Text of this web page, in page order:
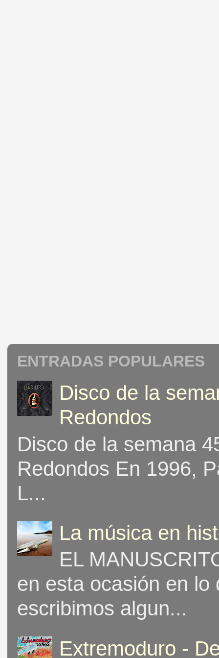
ENTRADAS POPULARES
Disco de la
Redondos
Disco de la semana
Redondos En 1996,
L...
La música en
EL
en esta ocasión en
escribimos algun...
Extremoduro -